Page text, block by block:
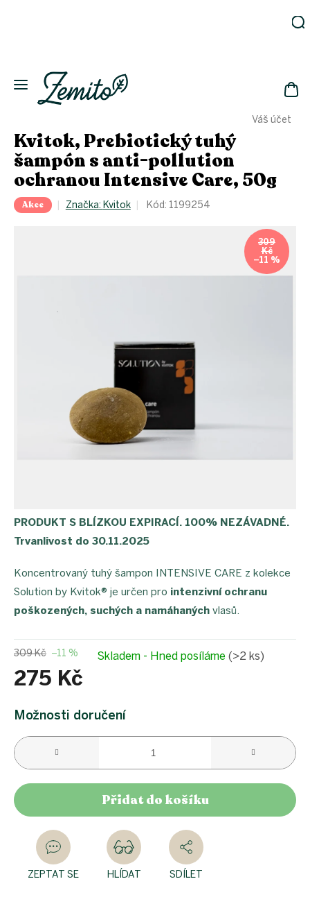
Váš účet
Eko
domácnost
Kosmetika
Eko
láhve
Akce
Zachraň
a ušetři
Kvitok, Prebiotický tuhý
šampón s anti-pollution
ochranou Intensive Care, 50g
Akce Značka: Kvitok Kód: 1199254
309
Kč
–11 %
309 Kč –11 %
275 Kč
cena:
Skladem - Hned posíláme (>2 ks)
Možnosti doručení
Přidat do košíku
PRODUKT S BLÍZKOU EXPIRACÍ. 100% NEZÁVADNÉ.
Trvanlivost do 30.11.2025
Koncentrovaný tuhý šampon INTENSIVE CARE z kolekce
Solution by Kvitok® je určen pro intenzivní ochranu
poškozených, suchých a namáhaných vlasů.
ZEPTAT SE HLÍDAT SDÍLET